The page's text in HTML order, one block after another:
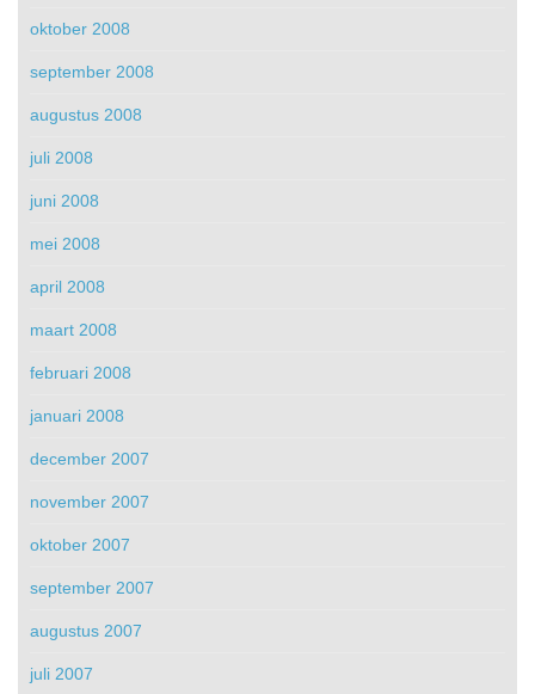
oktober 2008
september 2008
augustus 2008
juli 2008
juni 2008
mei 2008
april 2008
maart 2008
februari 2008
januari 2008
december 2007
november 2007
oktober 2007
september 2007
augustus 2007
juli 2007